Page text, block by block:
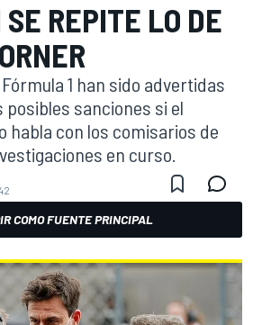
SE REPITE LO DE
1 han sido advertidas
posibles sanciones si el
habla con los comisarios de
en curso.
COMO FUENTE PRINCIPAL